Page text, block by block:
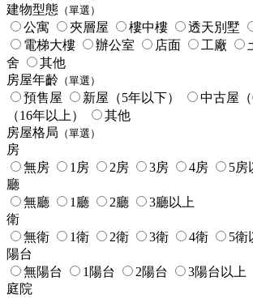
建物型態 （單選）
公寓 夾層屋 樓中樓 透天別墅
電梯大樓
辦公室 店面 工廠
舍
其他
房屋年齡 （單選）
預售屋 新屋（5年以下） 中古屋（
（16年以上）
其他
房屋格局 （單選）
房
無房
1房 2房 3房 4房
5房
廳
無廳
1廳 2廳
3廳以上
衛
無衛
1衛 2衛 3衛 4衛
5衛
陽台
無陽台
1陽台 2陽台
3陽台以上
庭院